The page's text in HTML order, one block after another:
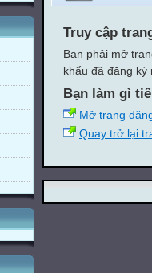
Truy cập
Bạn phải mở
khẩu đã đăng
Bạn làm gì
Mở trang
Quay trở lại